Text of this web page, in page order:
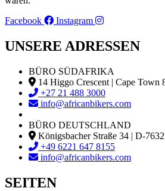
Facebook
Instagram
UNSERE ADRESSEN
BÜRO SÜDAFRIKA
14 Higgo Crescent | Cape Town
+27 21 488 3000
info@africanbikers.com
BÜRO DEUTSCHLAND
Königsbacher Straße 34 | D-
+49 6221 647 8155
info@africanbikers.com
SEITEN